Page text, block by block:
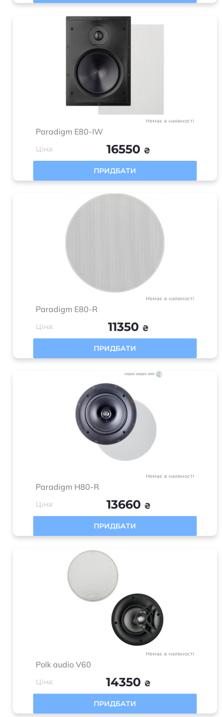
Немає в наявності
Paradigm E80-IW
Ціна: 16550 ₴
ПРИДБАТИ
Немає в наявності
Paradigm E80-R
Ціна: 11350 ₴
ПРИДБАТИ
Немає в наявності
Paradigm H80-R
Ціна: 13660 ₴
ПРИДБАТИ
Немає в наявності
Polk audio V60
Ціна: 14350 ₴
ПРИДБАТИ